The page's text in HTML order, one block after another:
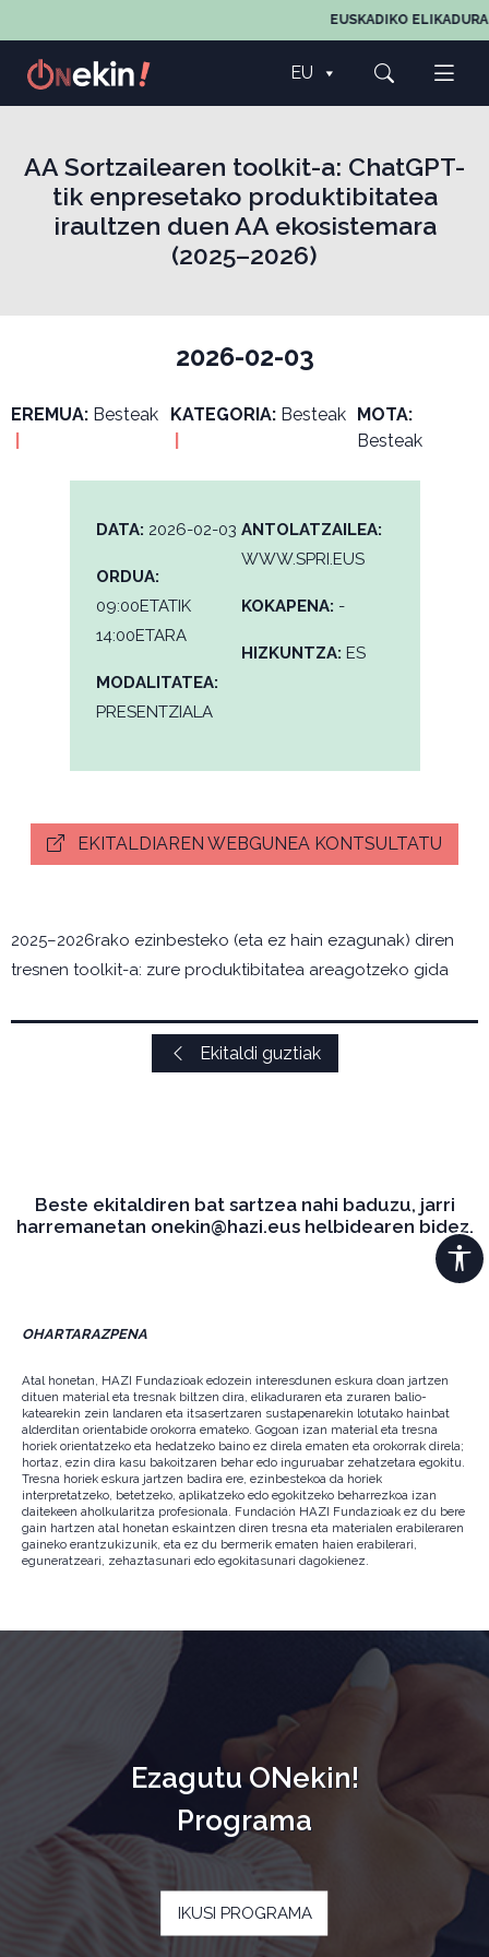
EUSKADIKO
EU
AA Sortzailearen toolkit-a: ChatGPT-
tik enpresetako produktibitatea
iraultzen duen AA ekosistemara
(2025–2026)
2026-02-03
EREMUA: Besteak
KATEGORIA: Besteak MOTA:
Besteak
DATA: 2026-02-03
ORDUA:
09:00ETATIK
14:00ETARA
MODALITATEA:
PRESENTZIALA
ANTOLATZAILEA:
WWW.SPRI.EUS
KOKAPENA: -
HIZKUNTZA: ES
EKITALDIAREN WEBGUNEA KONTSULTATU
2025–2026rako ezinbesteko (eta ez hain ezagunak) diren
tresnen toolkit-a: zure produktibitatea areagotzeko gida
Ekitaldi guztiak
Beste ekitaldiren bat sartzea nahi baduzu, jarri
harremanetan onekin@hazi.eus helbidearen bidez.
OHARTARAZPENA
Atal honetan, HAZI Fundazioak edozein interesdunen eskura doan jartzen
dituen material eta tresnak biltzen dira, elikaduraren eta zuraren balio-
katearekin zein landaren eta itsasertzaren sustapenarekin lotutako hainbat
alderditan orientabide orokorra emateko. Gogoan izan material eta tresna
horiek orientatzeko eta hedatzeko baino ez direla ematen eta orokorrak direla;
hortaz, ezin dira kasu bakoitzaren behar edo inguruabar zehatzetara egokitu.
Tresna horiek eskura jartzen badira ere, ezinbestekoa da horiek
interpretatzeko, betetzeko, aplikatzeko edo egokitzeko beharrezkoa izan
daitekeen aholkularitza profesionala. Fundación HAZI Fundazioak ez du bere
gain hartzen atal honetan eskaintzen diren tresna eta materialen erabileraren
gaineko erantzukizunik, eta ez du bermerik ematen haien erabilerari,
eguneratzeari, zehaztasunari edo egokitasunari dagokienez.
Ezagutu ONekin!
Programa
IKUSI PROGRAMA